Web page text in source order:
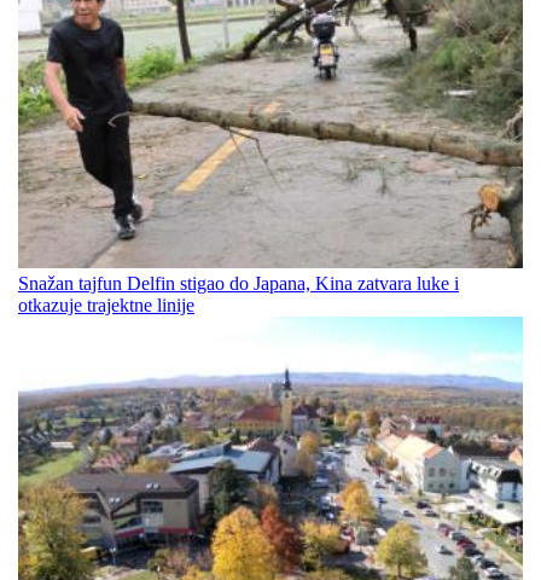
Snažan tajfun Delfin stigao do Japana, Kina zatvara luke i
otkazuje trajektne linije